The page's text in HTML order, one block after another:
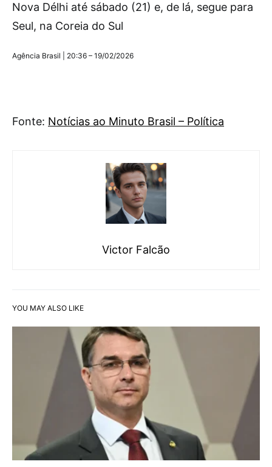
Nova Délhi até sábado (21) e, de lá, segue para
Seul, na Coreia do Sul
Agência Brasil | 20:36 – 19/02/2026
Fonte: Notícias ao Minuto Brasil – Política
Victor Falcão
YOU MAY ALSO LIKE